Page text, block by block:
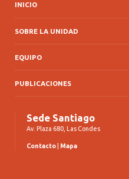
INICIO
SOBRE LA UNIDAD
EQUIPO
PUBLICACIONES
Sede Santiago
Av. Plaza 680, Las Condes
Contacto Mapa